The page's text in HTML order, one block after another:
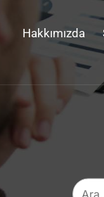
Hakkımızda